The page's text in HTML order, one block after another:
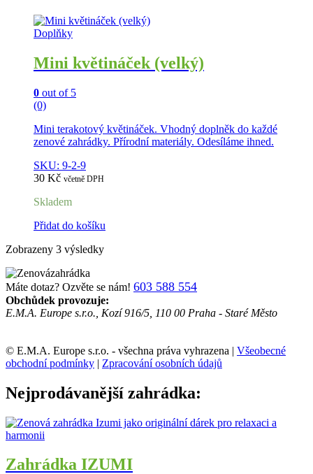
Doplňky
Mini květináček (velký)
0 out of 5
(0)
Mini terakotový květináček. Vhodný doplněk do každé
zenové zahrádky. Přírodní materiály. Odesíláme ihned.
SKU: 9-2-9
30 Kč včetně DPH
Skladem
Přidat do košíku
Zobrazeny 3 výsledky
Máte dotaz? Ozvěte se nám! 603 588 554
Obchůdek provozuje:
E.M.A. Europe s.r.o., Kozí 916/5, 110 00 Praha - Staré Město
© E.M.A. Europe s.r.o. - všechna práva vyhrazena | Všeobecné
obchodní podmínky | Zpracování osobních údajů
Nejprodávanější zahrádka:
Zahrádka IZUMI